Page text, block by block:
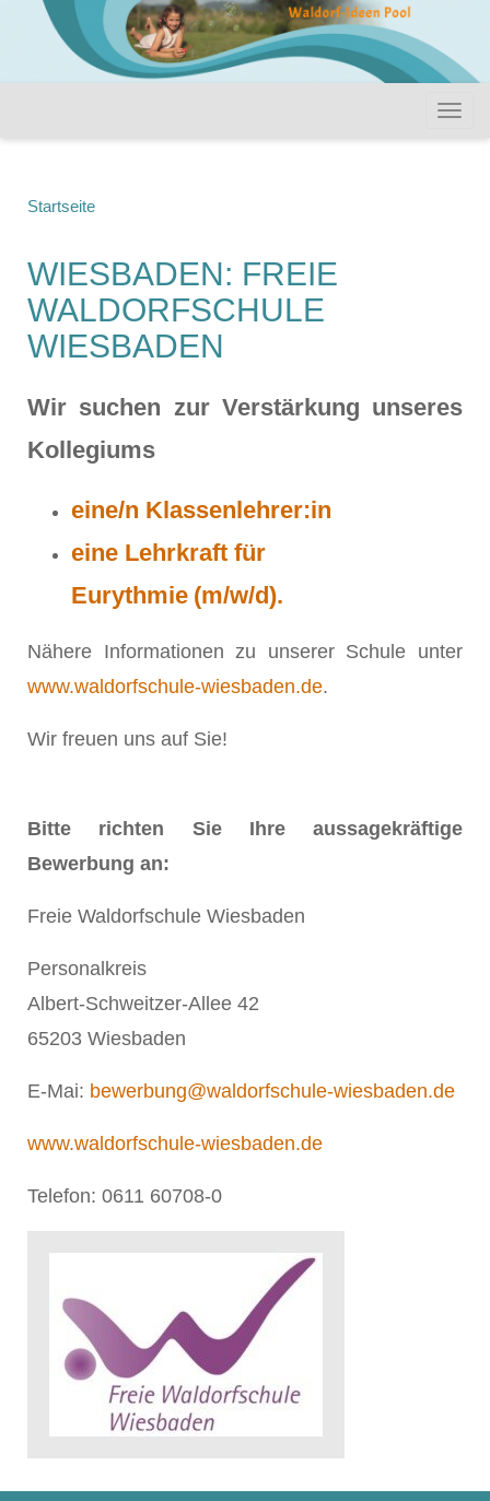
Startseite
WIESBADEN: FREIE
WALDORFSCHULE
WIESBADEN
Wir suchen zur Verstärkung unseres
Kollegiums
eine/n Klassenlehrer:in
eine Lehrkraft für
Eurythmie (m/w/d).
Nähere Informationen zu unserer Schule unter
www.waldorfschule-wiesbaden.de.
Wir freuen uns auf Sie!
Bitte richten Sie Ihre aussagekräftige
Bewerbung an:
Freie Waldorfschule Wiesbaden
Personalkreis
Albert-Schweitzer-Allee 42
65203 Wiesbaden
E-Mai: bewerbung@waldorfschule-wiesbaden.de
www.waldorfschule-wiesbaden.de
Telefon: 0611 60708-0